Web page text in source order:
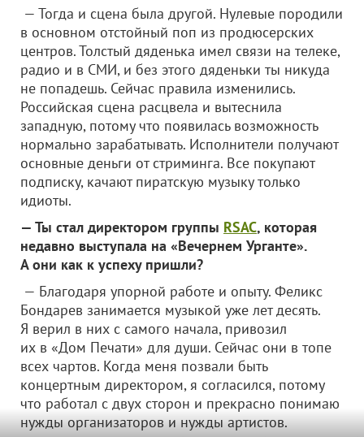
— Тогда и сцена была другой. Нулевые породили
в основном отстойный поп из продюсерских
центров. Толстый дяденька имел связи на телеке,
радио и в СМИ, и без этого дяденьки ты никуда
не попадешь. Сейчас правила изменились.
Российская сцена расцвела и вытеснила
западную, потому что появилась возможность
нормально зарабатывать. Исполнители получают
основные деньги от стриминга. Все покупают
подписку, качают пиратскую музыку только
идиоты.
— Ты стал директором группы RSAC, которая
недавно выступала на «Вечернем Урганте».
А они как к успеху пришли?
— Благодаря упорной работе и опыту. Феликс
Бондарев занимается музыкой уже лет десять.
Я верил в них с самого начала, привозил
их в «Дом Печати» для души. Сейчас они в топе
всех чартов. Когда меня позвали быть
концертным директором, я согласился, потому
что работал с двух сторон и прекрасно понимаю
нужды организаторов и нужды артистов.